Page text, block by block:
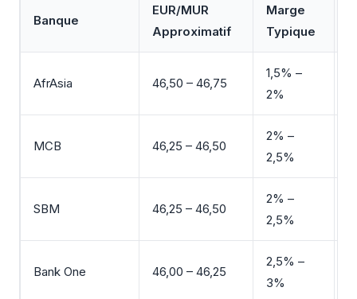
Banque
EUR/MUR
Approximatif
Marge
Typique
AfrAsia 46,50 – 46,75
1,5% –
2%
MCB 46,25 – 46,50
2% –
2,5%
SBM 46,25 – 46,50
2% –
2,5%
Bank One 46,00 – 46,25
2,5% –
3%